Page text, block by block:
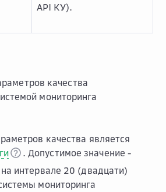
API КУ).
качества
мониторинга
качества является
. Допустимое значение -
интервале 20 (двадцати)
мониторинга